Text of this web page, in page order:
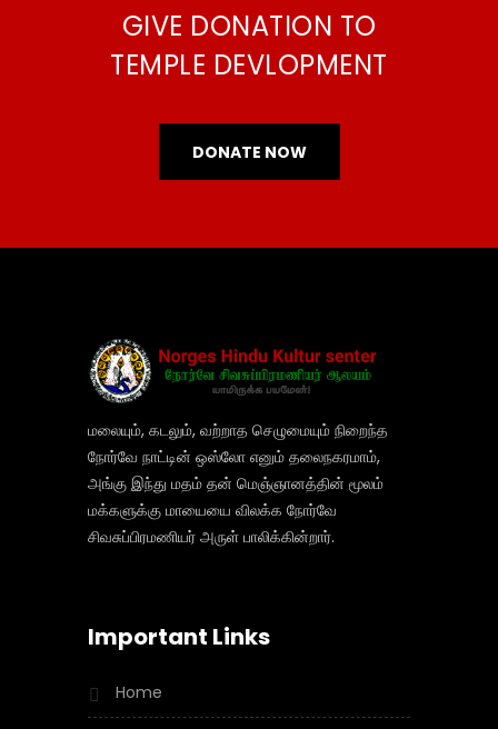
GIVE DONATION TO
TEMPLE DEVLOPMENT
DONATE NOW
மலையும், கடலும், வற்றாத செழுமையும் நிறைந்த
நோர்வே நாட்டின் ஒஸ்லோ எனும் தலைநகரமாம்,
அங்கு இந்து மதம் தன் மெஞ்ஞானத்தின் மூலம்
மக்களுக்கு மாயையை விலக்க நோர்வே
சிவசுப்பிரமணியர் அருள் பாலிக்கின்றார்.
Important Links
Home